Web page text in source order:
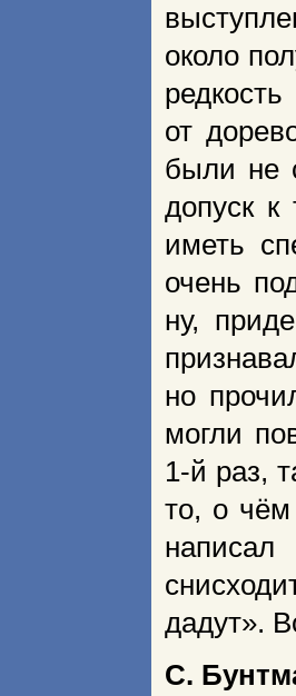
около
от
были не
допуск
иметь
очень
ну,
но
могли
1-й раз,
то, о
дадут».
С.